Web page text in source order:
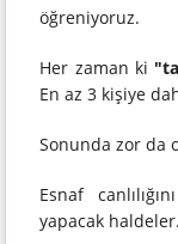
öğreniyoruz.
Her zaman ki
En az 3 kişiye
Sonunda zor da
Esnaf
yapacak haldeler.